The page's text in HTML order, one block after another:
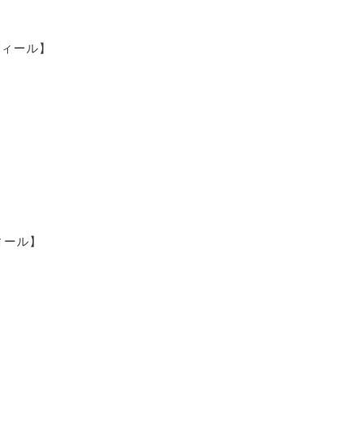
ール】
ル】